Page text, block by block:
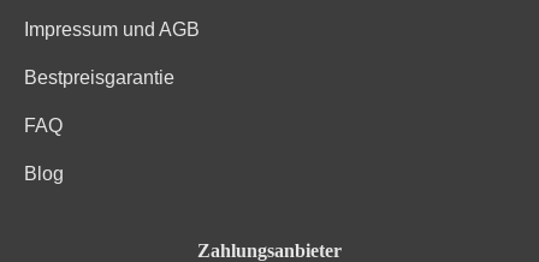
Impressum und AGB
Bestpreisgarantie
FAQ
Blog
Zahlungsanbieter